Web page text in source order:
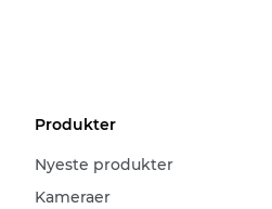
Produkter
Nyeste produkter
Kameraer